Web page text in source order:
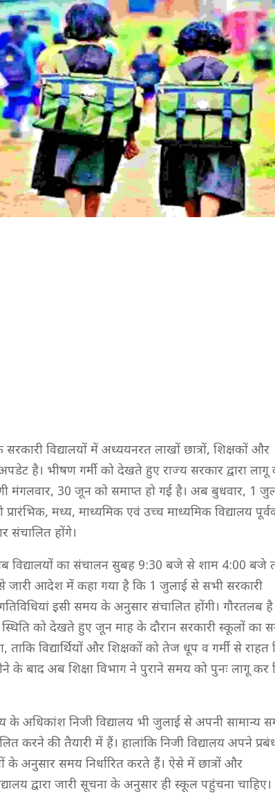
सरकारी विद्यालयों में अध्ययनरत लाखों छात्रों, शिक्षकों और
है। भीषण गर्मी को देखते हुए राज्य सरकार द्वारा लागू
मंगलवार, 30 जून को समाप्त हो गई है। अब बुधवार, 1
मध्य, माध्यमिक एवं उच्च माध्यमिक विद्यालय
संचालित होंगे।
अब विद्यालयों का संचालन सुबह 9:30 बजे से शाम 4:00 बजे
जारी आदेश में कहा गया है कि 1 जुलाई से सभी सरकारी
इसी समय के अनुसार संचालित होंगी। गौरतलब
को देखते हुए जून माह के दौरान सरकारी स्कूलों का
विद्यार्थियों और शिक्षकों को तेज धूप व गर्मी से राहत
के बाद अब शिक्षा विभाग ने पुराने समय को पुनः लागू कर
के अधिकांश निजी विद्यालय भी जुलाई से अपनी सामान्य
करने की तैयारी में हैं। हालांकि निजी विद्यालय अपने
के अनुसार समय निर्धारित करते हैं। ऐसे में छात्रों और
द्वारा जारी सूचना के अनुसार ही स्कूल पहुंचना चाहिए।